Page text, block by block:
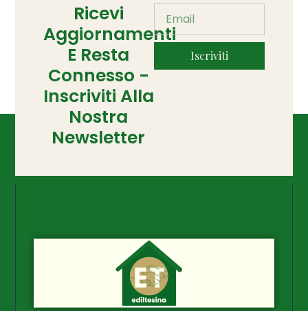
Ricevi
Aggiornamenti
E Resta
Connesso -
Inscriviti Alla
Nostra
Newsletter
Iscriviti